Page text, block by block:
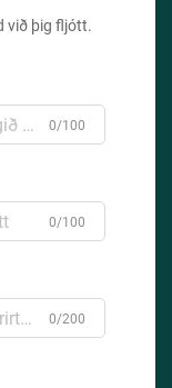
við þig fljótt.
0/100
0/100
0/200